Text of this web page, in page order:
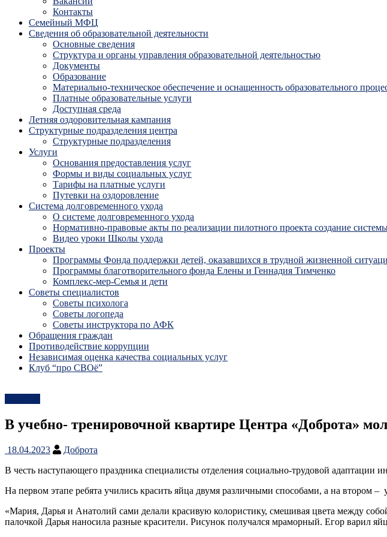
Контакты
Семейный МФЦ
Сведения об образовательной деятельности
Основные сведения
Структура и органы управления образовательной деятельностью
Документы
Образование
Материально-техническое обеспечение и оснащенность образовательного
Платные образовательные услуги
Доступная среда
Летняя оздоровительная кампания
Структурные подразделения центра
Структурные подразделения
Услуги
Основания предоставления услуг
Формы и виды социальных услуг
Тарифы на платные услуги
Путевки на оздоровление
Система долговременного ухода
О системе долговременного ухода
Нормативно-правовые акты по реализации пилотного проекта создание
Видео уроки Школы ухода
Проекты
Программы Фонда поддержки детей, оказавшихся в трудной жизненной
Программы благотворительного фонда Елены и Геннадия Тимченко
Комплекс-мер-Семья и дети
Советы специалистов
Советы психолога
Советы логопеда
Советы инструктора по АФК
Обращения граждан
Противодействие коррупции
Независимая оценка качества социальных услуг
Клуб “про СВОё”
В учебно- тренировочной квартире Центра «Доброта»
18.04.2023
Доброта
В честь наступающего праздника специалисты отделения социально-трудовой адаптации
На первом этапе ребята учились красить яйца двумя различными способами, а на втором
«Мария, Дарья и Анатолий сами делали красивую колористику, смешивая цвета между
палочкой Дарья наносила разные красители. Рисунок получался мраморный. Егор варил